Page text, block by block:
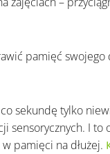
sekundę tylko
sensorycznych. I to
pamięci na dłużej.